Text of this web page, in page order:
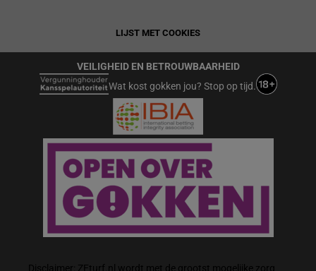
LIJST MET COOKIES
VEILIGHEID EN BETROUWBAARHEID
Wat kost gokken jou? Stop op tijd.
Disclaimer: ZEturf.nl wordt met de grootst mogelijke zorg